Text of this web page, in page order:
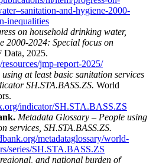
and-hygiene-2000-
inequalities
on household drinking water,
2000-2024: Special focus on
2025.
jmp-report-2025/
using at least basic sanitation services
SH.STA.BASS.ZS. World
indicator/SH.STA.BASS.ZS
Metadata Glossary – People using
services, SH.STA.BASS.ZS.
metadataglossary/world-
series/SH.STA.BASS.ZS
and national burden of